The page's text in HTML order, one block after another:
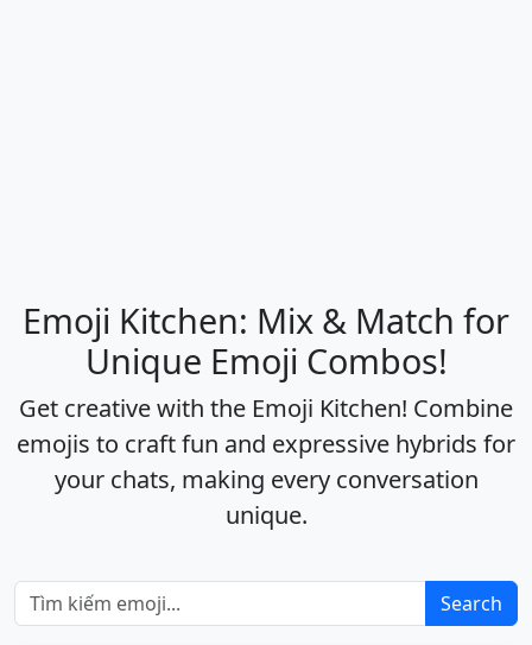
Emoji Kitchen: Mix & Match for
Unique Emoji Combos!
Get creative with the Emoji Kitchen! Combine
emojis to craft fun and expressive hybrids for
your chats, making every conversation
unique.
Search